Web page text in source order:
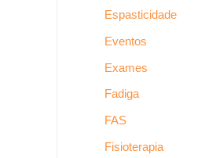
Espasticidade
Eventos
Exames
Fadiga
FAS
Fisioterapia